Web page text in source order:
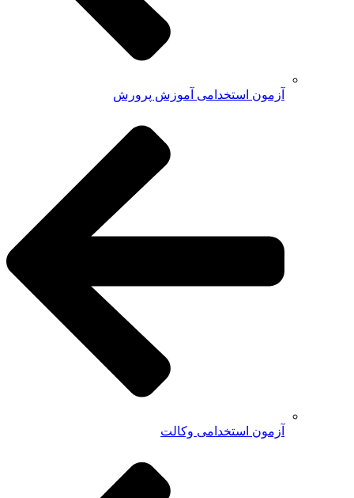
آزمون استخدامی آموزش پرورش
آزمون استخدامی وکالت